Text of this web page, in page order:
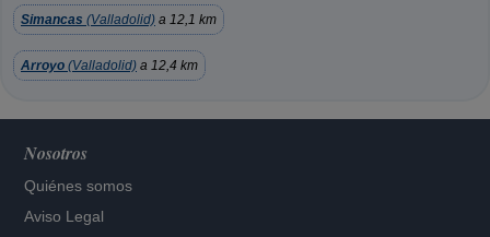
Simancas (Valladolid) a 12,1 km
Arroyo (Valladolid) a 12,4 km
Nosotros
Quiénes somos
Aviso Legal